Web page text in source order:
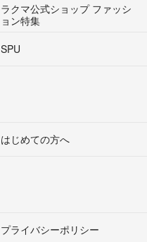
ラクマ公式ショップ ファッシ
ョン特集
SPU
はじめての方へ
プライバシーポリシー